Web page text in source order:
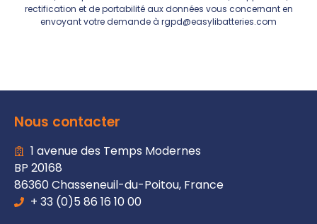
rectification et de portabilité aux données vous concernant en
envoyant votre demande à rgpd@easylibatteries.com
Nous contacter
1 avenue des Temps Modernes
BP 20168
86360 Chasseneuil-du-Poitou, France
+ 33 (0)5 86 16 10 00